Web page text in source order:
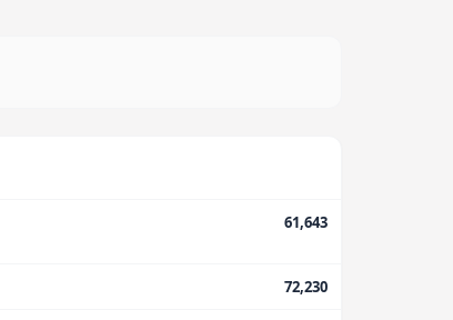
61,643
72,230